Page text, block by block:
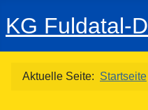
KG Fuldatal-
Aktuelle Seite: Startseite